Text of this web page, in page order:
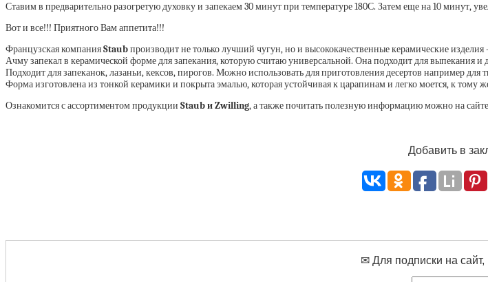
Ставим в предварительно разогретую духовку и запекаем 30 минут при температуре 180С. Затем еще на 10 минут,
Вот и все!!! Приятного Вам аппетита!!!
Французская компанияStaubпроизводит не только лучший чугун, но и высококачественные керамические
Ачму запекал в керамической форме для запекания, которую считаю универсальной. Она подходит для выпекания
Подходит для запеканок, лазаньи, кексов, пирогов. Можно использовать для приготовления десертов например для
Форма изготовлена из тонкой керамики и покрыта эмалью, которая устойчивая к царапинам и легко моется, к тому
Ознакомится с ассортиментом продукции Staub и Zwilling, а также почитать полезную информацию можно на
Добавить в
✉ Для подписки на сайт,